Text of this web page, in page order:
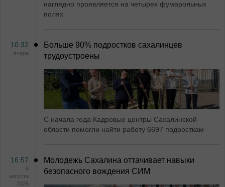
наглядно проявляется на четырех фумарольных
полях
10:32
вчера
Больше 90% подростков сахалинцев
трудоустроены
С начала года Кадровые центры Сахалинской
области помогли найти работу 6697 подросткам
16:57
6
августа
2026
Молодежь Сахалина оттачивает навыки
безопасного вождения СИМ